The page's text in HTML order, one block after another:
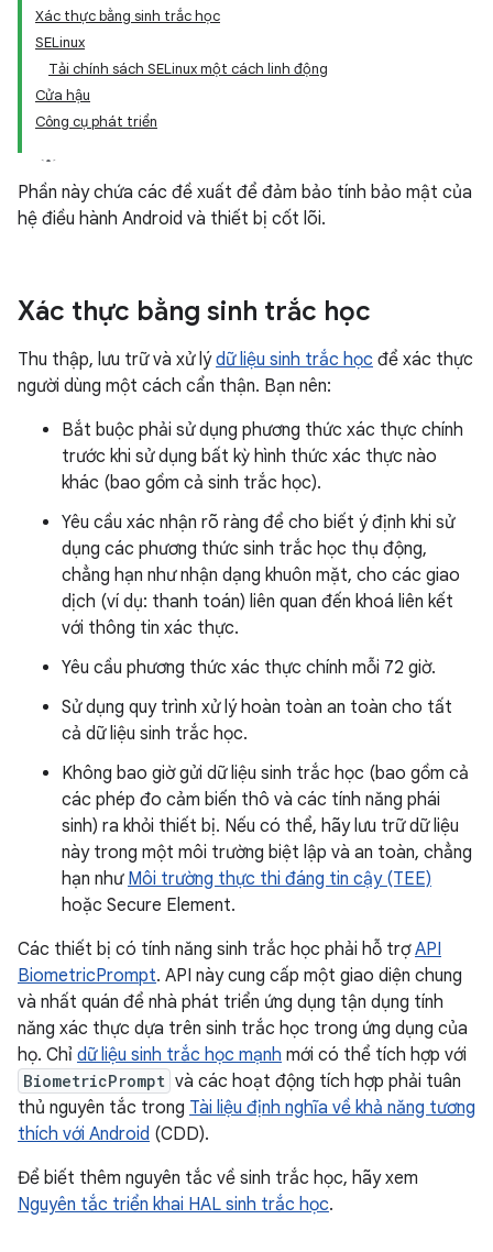
Xác thực bằng sinh trắc học
SELinux
Tải chính sách SELinux một cách linh động
Cửa hậu
Công cụ phát triển
Phần này chứa các đề xuất để đảm bảo tính bảo mật của
hệ điều hành Android và thiết bị cốt lõi.
Xác thực bằng sinh trắc học
Thu thập, lưu trữ và xử lýdữ liệu sinh trắc học để xác thực
người dùng một cách cẩn thận. Bạn nên:
Bắt buộc phải sử dụng phương thức xác thực chính
trước khi sử dụng bất kỳ hình thức xác thực nào
khác (bao gồm cả sinh trắc học).
Yêu cầu xác nhận rõ ràng để cho biết ý định khi sử
dụng các phương thức sinh trắc học thụ động,
chẳng hạn như nhận dạng khuôn mặt, cho các giao
dịch (ví dụ: thanh toán) liên quan đến khoá liên kết
với thông tin xác thực.
Yêu cầu phương thức xác thực chính mỗi 72 giờ.
Sử dụng quy trình xử lý hoàn toàn an toàn cho tất
cả dữ liệu sinh trắc học.
Không bao giờ gửi dữ liệu sinh trắc học (bao gồm cả
các phép đo cảm biến thô và các tính năng phái
sinh) ra khỏi thiết bị. Nếu có thể, hãy lưu trữ dữ liệu
này trong một môi trường biệt lập và an toàn, chẳng
hạn như Môi trường thực thi đáng tin cậy (TEE)
hoặc Secure Element.
Các thiết bị có tính năng sinh trắc học phải hỗ trợAPI
BiometricPrompt. API này cung cấp một giao diện chung
và nhất quán để nhà phát triển ứng dụng tận dụng tính
năng xác thực dựa trên sinh trắc học trong ứng dụng của
họ. Chỉ dữ liệu sinh trắc học mạnh mới có thể tích hợp với
BiometricPrompt và các hoạt động tích hợp phải tuân
thủ nguyên tắc trong Tài liệu định nghĩa về khả năng tương
thích với Android (CDD).
Để biết thêm nguyên tắc về sinh trắc học, hãy xem
Nguyên tắc triển khai HAL sinh trắc học.